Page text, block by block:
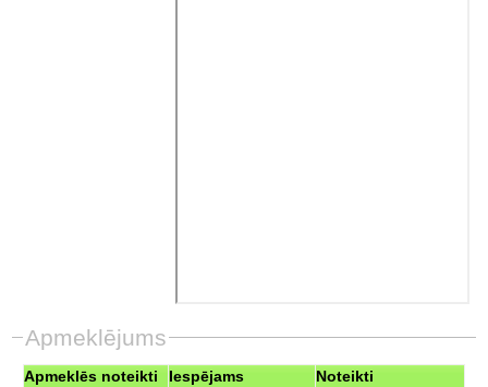
Apmeklējums
Apmeklēs noteikti
Iespējams
Noteikti